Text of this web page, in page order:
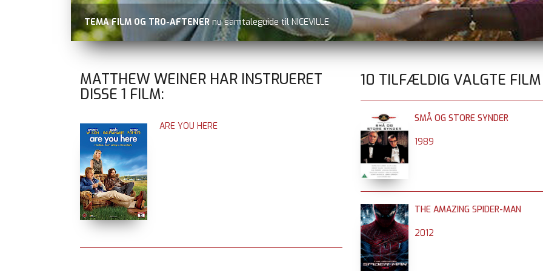
TEMA FILM OG TRO-AFTENER nu samtaleguide til NICEVILLE
MATTHEW WEINER HAR INSTRUERET
DISSE 1 FILM:
ARE YOU HERE
10 TILFÆLDIG VALGTE FILM
SMÅ OG STORE SYNDER
1989
THE AMAZING SPIDER-MAN
2012